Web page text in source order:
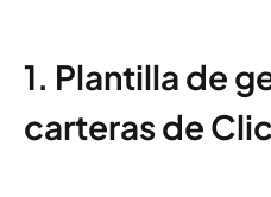
1. Plantilla de
carteras de